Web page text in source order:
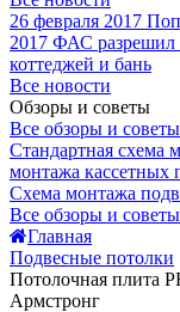
26 февраля 2017
2017 ФАС разрешил
коттеджей и бань
Все новости
Обзоры и советы
Все обзоры и советы
Стандартная схема
монтажа кассетных
Схема монтажа
Все обзоры и советы
Главная
Подвесные потолки
Потолочная плита
Армстронг